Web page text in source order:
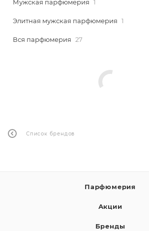
Мужская парфюмерия 1
Элитная мужская парфюмерия 1
Вся парфюмерия 27
Список брендов
Парфюмерия
Акции
Бренды